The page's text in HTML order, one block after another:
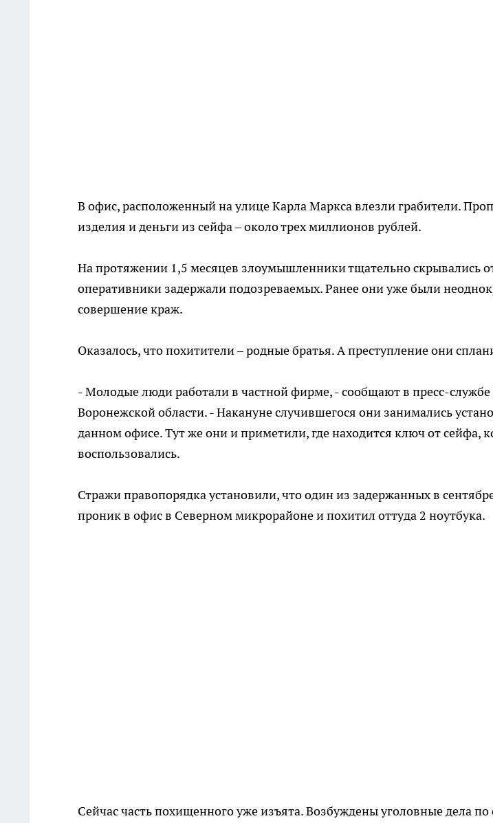
В офис, расположенный на улице Карла Маркса влезли грабители.
изделия и деньги из сейфа – около трех миллионов рублей.
На протяжении 1,5 месяцев злоумышленники тщательно скрывались
оперативники задержали подозреваемых. Ранее они уже были
совершение краж.
Оказалось, что похитители – родные братья. А преступление они
- Молодые люди работали в частной фирме, - сообщают в пресс-
Воронежской области. - Накануне случившегося они занимались
данном офисе. Тут же они и приметили, где находится ключ от сейфа,
воспользовались.
Стражи правопорядка установили, что один из задержанных в
проник в офис в Северном микрорайоне и похитил оттуда 2 ноутбука.
Сейчас часть похищенного уже изъята. Возбуждены уголовные дела по